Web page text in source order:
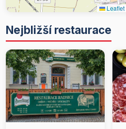
Leaflet
Nejbližší restaurace